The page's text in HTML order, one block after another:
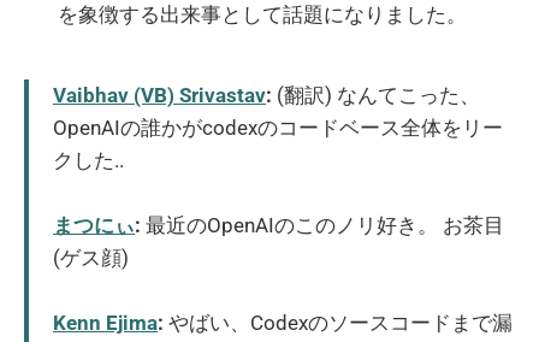
を象徴する出来事として話題になりました。
Vaibhav (VB) Srivastav: (翻訳) なんてこった、
OpenAIの誰かがcodexのコードベース全体をリー
クした..
まつにぃ: 最近のOpenAIのこのノリ好き。 お茶目
(ゲス顔)
Kenn Ejima: やばい、Codexのソースコードまで漏